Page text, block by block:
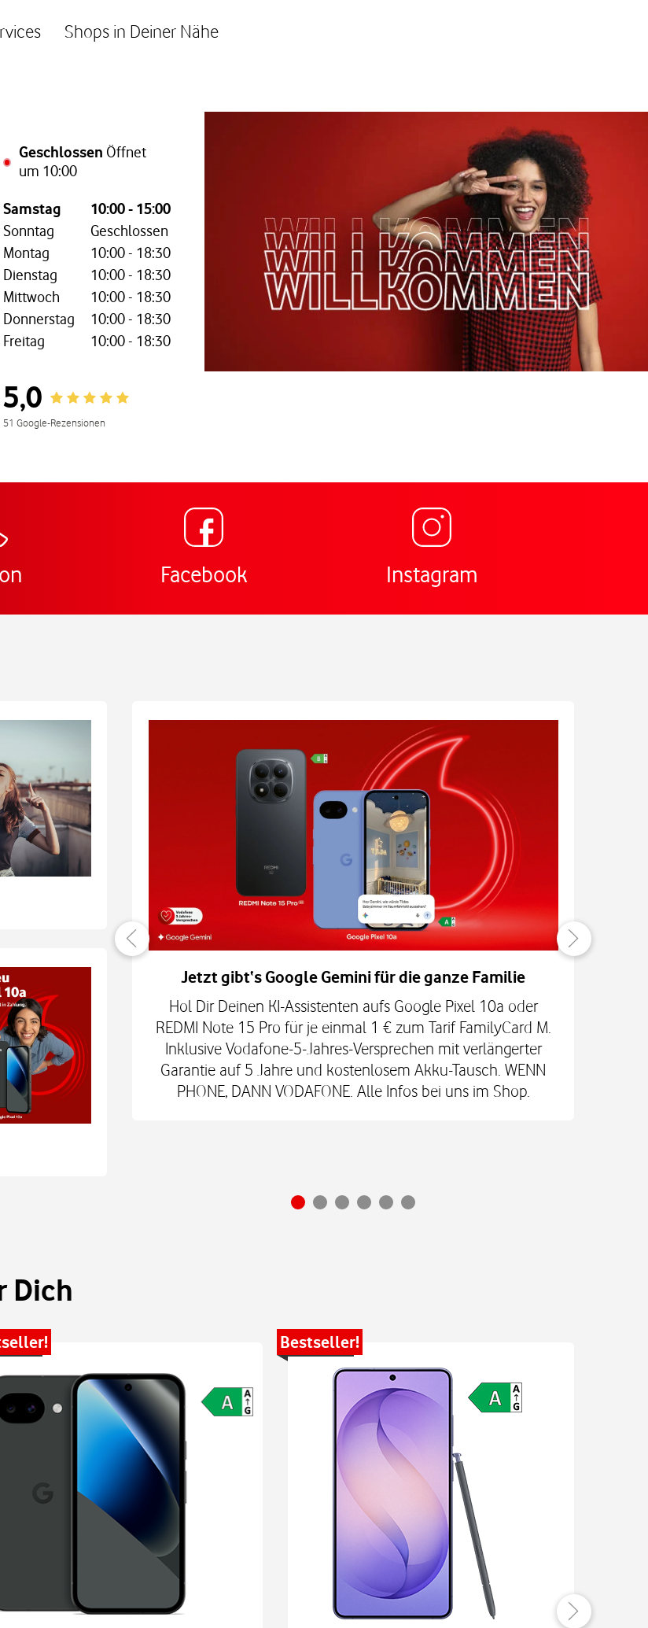
Shops in Deiner Nähe
Geschlossen Öffnet
um 10:00
Wochentag, Öffnungszeiten
Samstag 10:00- 15:00
Sonntag
Geschlossen
Montag
10:00- 18:30
Dienstag
10:00- 18:30
Mittwoch
10:00- 18:30
Donnerstag
10:00- 18:30
Freitag
10:00- 18:30
5,0 Rating 5.0
51 Google-Rezensionen
Facebook Instagram
mit
oder der
Tech M.
für mtl. 9,99
Jetzt gibt‘s Google Gemini für die ganze Familie
Hol Dir Deinen KI-Assistenten aufs Google Pixel 10a oder
REDMI Note 15 Pro für je einmal 1 € zum Tarif FamilyCard M.
Inklusive Vodafone-5-Jahres-Versprechen mit verlängerter
Garantie auf 5 Jahre und kostenlosem Akku-Tausch. WENN
PHONE, DANN VODAFONE. Alle Infos bei uns im Shop.
Dich
Bestseller!